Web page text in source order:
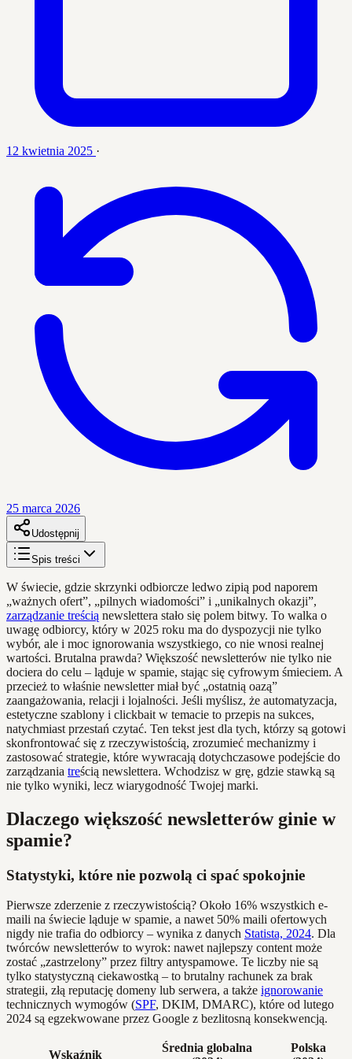
12 kwietnia 2025 ·
25 marca 2026
Udostępnij
Spis treści
W świecie, gdzie skrzynki odbiorcze ledwo zipią pod naporem
„ważnych ofert”, „pilnych wiadomości” i „unikalnych okazji”,
zarządzanie treścią newslettera stało się polem bitwy. To walka o
uwagę odbiorcy, który w 2025 roku ma do dyspozycji nie tylko
wybór, ale i moc ignorowania wszystkiego, co nie wnosi realnej
wartości. Brutalna prawda? Większość newsletterów nie tylko nie
dociera do celu – ląduje w spamie, stając się cyfrowym śmieciem. A
przecież to właśnie newsletter miał być „ostatnią oazą”
zaangażowania, relacji i lojalności. Jeśli myślisz, że automatyzacja,
estetyczne szablony i clickbait w temacie to przepis na sukces,
natychmiast przestań czytać. Ten tekst jest dla tych, którzy są gotowi
skonfrontować się z rzeczywistością, zrozumieć mechanizmy i
zastosować strategie, które wywracają dotychczasowe podejście do
zarządzania treścią newslettera. Wchodzisz w grę, gdzie stawką są
nie tylko wyniki, lecz wiarygodność Twojej marki.
Dlaczego większość newsletterów ginie w
spamie?
Statystyki, które nie pozwolą ci spać spokojnie
Pierwsze zderzenie z rzeczywistością? Około 16% wszystkich e-
maili na świecie ląduje w spamie, a nawet 50% maili ofertowych
nigdy nie trafia do odbiorcy – wynika z danych Statista, 2024. Dla
twórców newsletterów to wyrok: nawet najlepszy content może
zostać „zastrzelony” przez filtry antyspamowe. Te liczby nie są
tylko statystyczną ciekawostką – to brutalny rachunek za brak
strategii, złą reputację domeny lub serwera, a także ignorowanie
technicznych wymogów (SPF, DKIM, DMARC), które od lutego
2024 są egzekwowane przez Google z bezlitosną konsekwencją.
Wskaźnik
Średnia globalna
Polska